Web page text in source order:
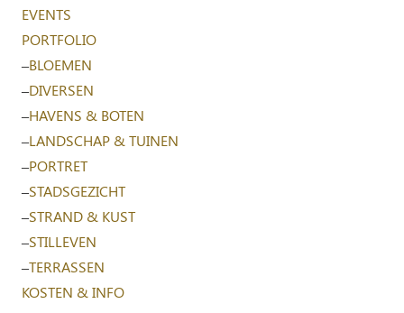
EVENTS
PORTFOLIO
–BLOEMEN
–DIVERSEN
–HAVENS & BOTEN
–LANDSCHAP & TUINEN
–PORTRET
–STADSGEZICHT
–STRAND & KUST
–STILLEVEN
–TERRASSEN
KOSTEN & INFO